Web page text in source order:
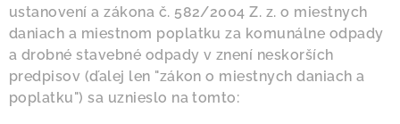
ustanovení a zákona č. 582/2004 Z. z. o miestnych
daniach a miestnom poplatku za komunálne odpady
a drobné stavebné odpady v znení neskorších
predpisov (ďalej len "zákon o miestnych daniach a
poplatku") sa uznieslo na tomto: